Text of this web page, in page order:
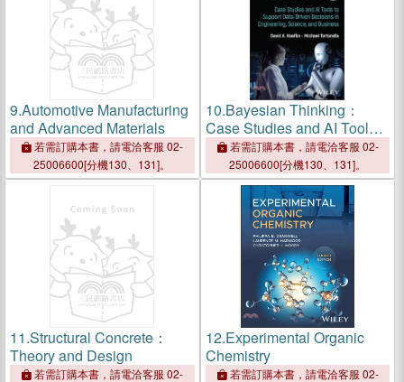
9.Automotive Manufacturing
and Advanced Materials
若需訂購本書，請電洽客服 02-
25006600[分機130、131]。
10.Bayesian Thinking：
Case Studies and AI Tools
to Support Data-Driven
Decisions in Engineering,
Science, and Business
若需訂購本書，請電洽客服 02-
25006600[分機130、131]。
11.Structural Concrete：
Theory and Design
若需訂購本書，請電洽客服 02-
12.Experimental Organic
Chemistry
若需訂購本書，請電洽客服 02-